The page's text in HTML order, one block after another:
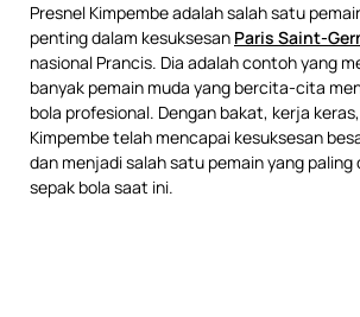
Presnel Kimpembe adalah salah satu
penting dalam kesuksesan Paris Saint-
nasional Prancis. Dia adalah contoh yang
banyak pemain muda yang bercita-cita
bola profesional. Dengan bakat, kerja
Kimpembe telah mencapai kesuksesan
dan menjadi salah satu pemain yang paling
sepak bola saat ini.